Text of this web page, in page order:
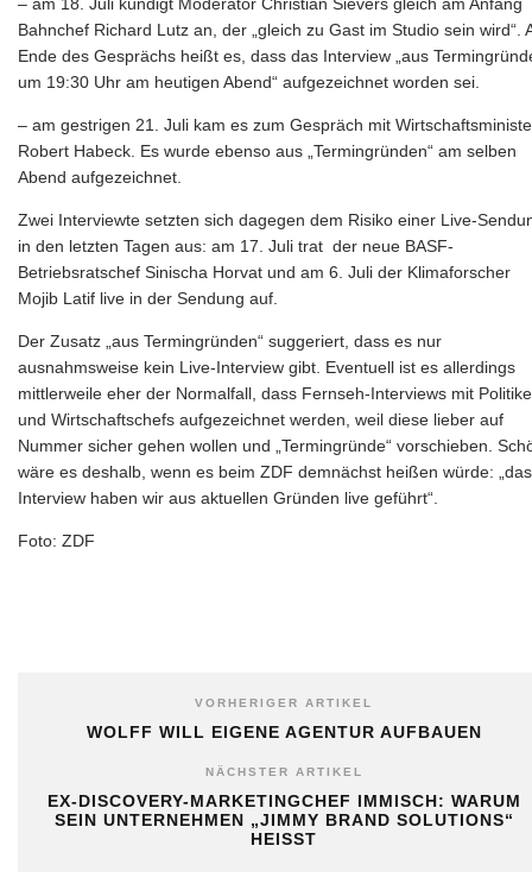
Bahnchef Richard Lutz an, der „gleich zu Gast im Studio sein wird“.
Ende des Gesprächs heißt es, dass das Interview „aus
um 19:30 Uhr am heutigen Abend“ aufgezeichnet worden sei.
– am gestrigen 21. Juli kam es zum Gespräch mit
Robert Habeck. Es wurde ebenso aus „Termingründen“ am selben
Abend aufgezeichnet.
Zwei Interviewte setzten sich dagegen dem Risiko einer Live-
in den letzten Tagen aus: am 17. Juli trat der neue BASF-
Betriebsratschef Sinischa Horvat und am 6. Juli der Klimaforscher
Mojib Latif live in der Sendung auf.
Der Zusatz „aus Termingründen“ suggeriert, dass es nur
ausnahmsweise kein Live-Interview gibt. Eventuell ist es allerdings
mittlerweile eher der Normalfall, dass Fernseh-Interviews mit
und Wirtschaftschefs aufgezeichnet werden, weil diese lieber auf
Nummer sicher gehen wollen und „Termingründe“ vorschieben.
wäre es deshalb, wenn es beim ZDF demnächst heißen würde: „das
Interview haben wir aus aktuellen Gründen live geführt“.
Foto: ZDF
VORHERIGER ARTIKEL
WOLFF WILL EIGENE AGENTUR AUFBAUEN
NÄCHSTER ARTIKEL
EX-DISCOVERY-MARKETINGCHEF IMMISCH: WARUM
SEIN UNTERNEHMEN „JIMMY BRAND SOLUTIONS“
HEISST